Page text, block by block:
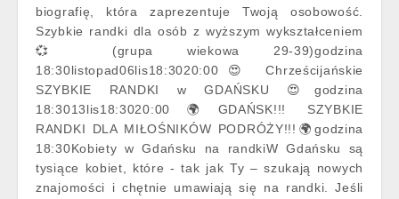
biografię, która zaprezentuje Twoją osobowość.
Szybkie randki dla osób z wyższym wykształceniem
💞 (grupa wiekowa 29-39)godzina
18:30listopad06lis18:3020:00😍 Chrześcijańskie
SZYBKIE RANDKI w GDAŃSKU 😍godzina
18:3013lis18:3020:00🌍GDAŃSK!!! SZYBKIE
RANDKI DLA MIŁOŚNIKÓW PODRÓŻY!!!🌍godzina
18:30Kobiety w Gdańsku na randkiW Gdańsku są
tysiące kobiet, które - tak jak Ty – szukają nowych
znajomości i chętnie umawiają się na randki. Jeśli